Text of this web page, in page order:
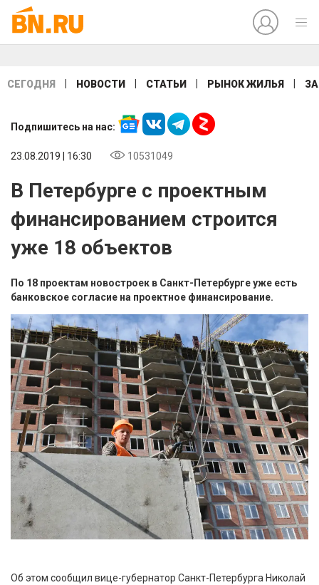
СЕГОДНЯ НОВОСТИ СТАТЬИ РЫНОК ЖИЛЬЯ
Подпишитесь на нас:
23.08.2019 | 16:30 10531049
В Петербурге с проектным
финансированием строится
уже 18 объектов
По 18 проектам новостроек в Санкт-Петербурге уже есть
банковское согласие на проектное финансирование.
Об этом сообщил вице-губернатор Санкт-Петербурга Николай